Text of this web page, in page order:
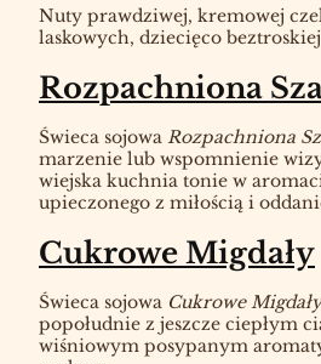
Nuty prawdziwej, kremowej
laskowych, dziecięco
Rozpachniona
Świeca sojowa Rozpachniona
marzenie lub wspomnienie
wiejska kuchnia tonie w
upieczonego z miłością i
Cukrowe Migdały
Świeca sojowa Cukrowe Migdały
popołudnie z jeszcze ciepłym
wiśniowym posypanym